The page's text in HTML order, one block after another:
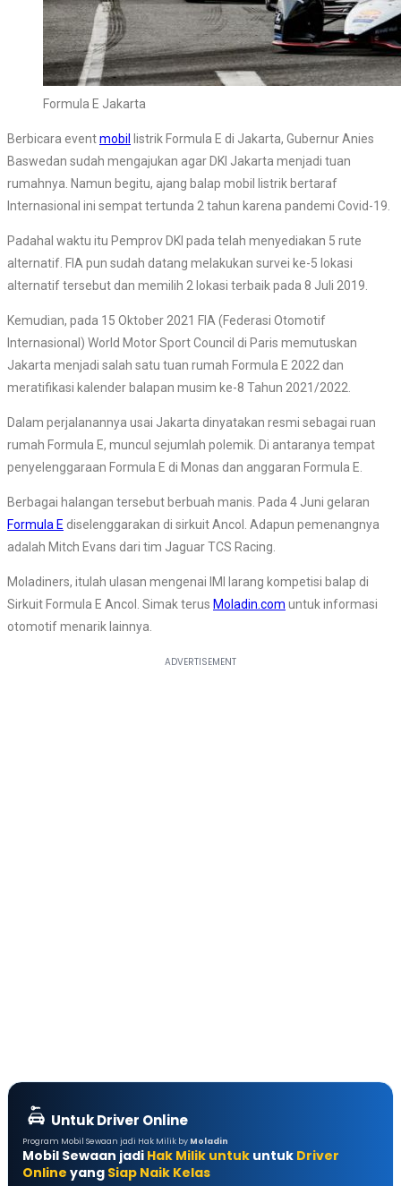
Formula E Jakarta
Berbicara eventmobil
listrik Formula E di Jakarta, Gubernur Anies
Baswedan sudah mengajukan agar DKI Jakarta menjadi tuan
rumahnya. Namun begitu, ajang balap mobil listrik bertaraf
Internasional ini sempat tertunda 2 tahun karena pandemi Covid-19.
Padahal waktu itu Pemprov DKI pada telah menyediakan 5 rute
alternatif. FIA pun sudah datang melakukan survei ke-5 lokasi
alternatif tersebut dan memilih 2 lokasi terbaik pada 8 Juli 2019.
Kemudian, pada 15 Oktober 2021 FIA (Federasi Otomotif
Internasional) World Motor Sport Council di Paris memutuskan
Jakarta menjadi salah satu tuan rumah Formula E 2022 dan
meratifikasi kalender balapan musim ke-8 Tahun 2021/2022.
Dalam perjalanannya usai Jakarta dinyatakan resmi sebagai ruan
rumah Formula E, muncul sejumlah polemik. Di antaranya tempat
penyelenggaraan Formula E di Monas dan anggaran Formula E.
Berbagai halangan tersebut berbuah manis. Pada 4 Juni gelaran
Formula E diselenggarakan di sirkuit Ancol. Adapun pemenangnya
adalah Mitch Evans dari tim Jaguar TCS Racing.
Moladiners, itulah ulasan mengenai IMI larang kompetisi balap di
Sirkuit Formula E Ancol. Simak terus Moladin.com untuk informasi
otomotif menarik lainnya.
Untuk Driver Online
Program Mobil Sewaan jadi Hak Milik by Moladin
Mobil Sewaan jadi Hak Milik untuk untuk Driver
Online yang Siap Naik Kelas